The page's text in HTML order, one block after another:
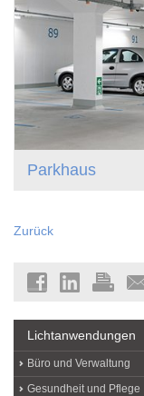
Parkhaus
Zurück
Lichtanwendungen
Büro und Verwaltung
Gesundheit und Pflege